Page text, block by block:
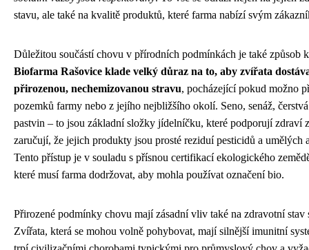
stavu, ale také na kvalitě produktů, které farma nabízí svým
Důležitou součástí chovu v přírodních podmínkách je také způsob
Biofarma Rašovice klade velký důraz na to, aby zvířata
přirozenou, nechemizovanou stravu, pocházející pokud možno
pozemků farmy nebo z jejího nejbližšího okolí. Seno, senáž,
pastvin – to jsou základní složky jídelníčku, které podporují zdraví
zaručují, že jejich produkty jsou prosté reziduí pesticidů a umělých
Tento přístup je v souladu s přísnou certifikací ekologického
které musí farma dodržovat, aby mohla používat označení bio.
Přirozené podmínky chovu mají zásadní vliv také na zdravotní stav
Zvířata, která se mohou volně pohybovat, mají silnější imunitní